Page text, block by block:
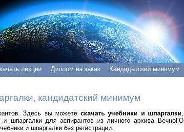
лекции Диплом на заказ Кандидатский минимум
кандидатский минимум
Здесь вы можете скачать учебники и шпаргалки
шпаргалки для аспирантов из личного архива ВечноГО
и шпаргалки без регистрации.